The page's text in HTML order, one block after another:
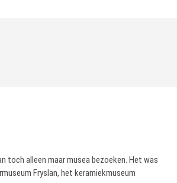
toch alleen maar musea bezoeken. Het was
Fryslan, het keramiekmuseum